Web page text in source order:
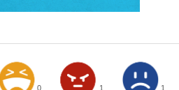
0 1 1